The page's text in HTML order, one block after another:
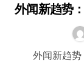
外闻新趋势
外闻新趋